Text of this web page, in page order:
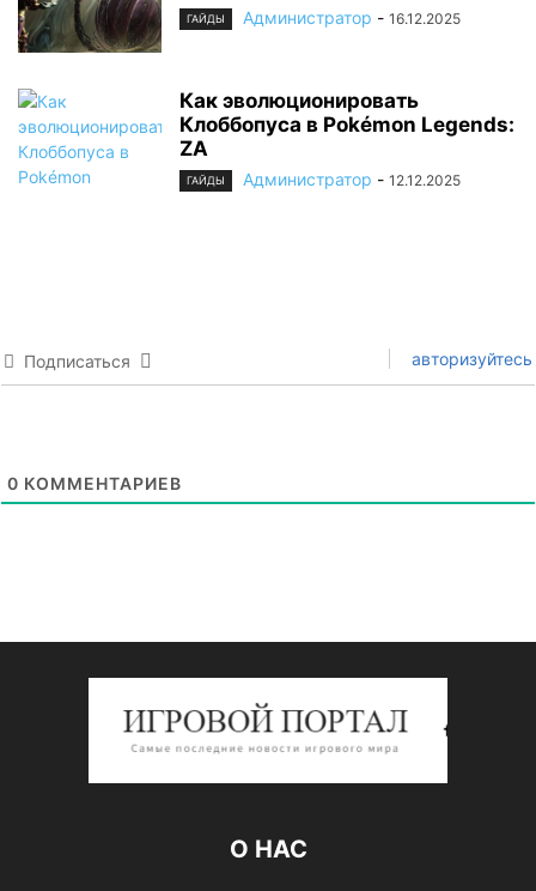
ГАЙДЫ Администратор - 16.12.2025
Как эволюционировать
Клоббопуса в Pokémon Legends:
ZA
ГАЙДЫ Администратор - 12.12.2025
Подписаться авторизуйтесь
0 КОММЕНТАРИЕВ
О НАС